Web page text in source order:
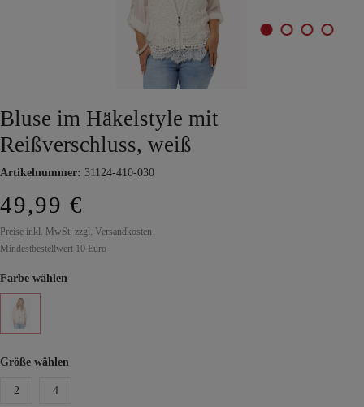
Bluse im Häkelstyle mit
Reißverschluss, weiß
Artikelnummer: 31124-410-030
49,99 €
Preise inkl. MwSt. zzgl. Versandkosten
Mindestbestellwert 10 Euro
Farbe wählen
Größe wählen
2 4